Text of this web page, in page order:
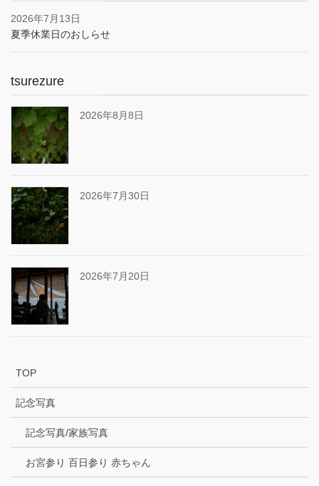
2026年7月13日
夏季休業日のおしらせ
tsurezure
2026年8月8日
2026年7月30日
2026年7月20日
TOP
記念写真
記念写真/家族写真
お宮参り 百日参り 赤ちゃん